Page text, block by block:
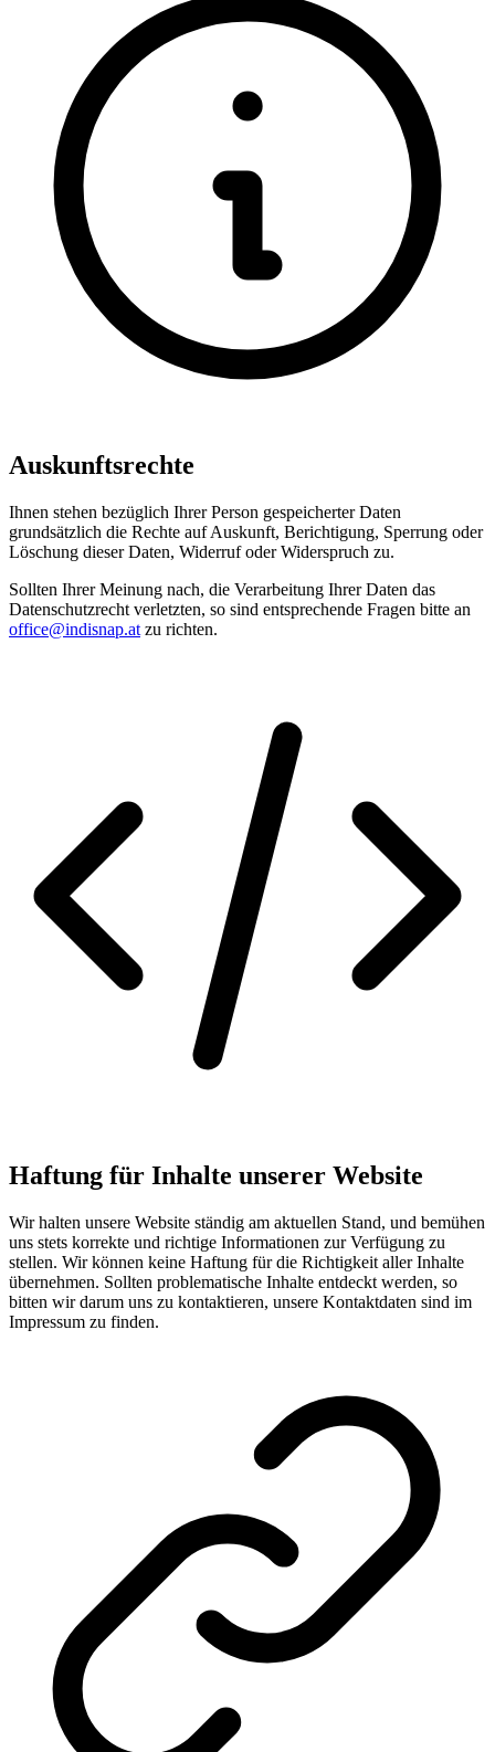
Auskunftsrechte
Ihnen stehen bezüglich Ihrer Person gespeicherter Daten
grundsätzlich die Rechte auf Auskunft, Berichtigung, Sperrung oder
Löschung dieser Daten, Widerruf oder Widerspruch zu.
Sollten Ihrer Meinung nach, die Verarbeitung Ihrer Daten das
Datenschutzrecht verletzten, so sind entsprechende Fragen bitte an
office@indisnap.at zu richten.
Haftung für Inhalte unserer Website
Wir halten unsere Website ständig am aktuellen Stand, und bemühen
uns stets korrekte und richtige Informationen zur Verfügung zu
stellen. Wir können keine Haftung für die Richtigkeit aller Inhalte
übernehmen. Sollten problematische Inhalte entdeckt werden, so
bitten wir darum uns zu kontaktieren, unsere Kontaktdaten sind im
Impressum zu finden.